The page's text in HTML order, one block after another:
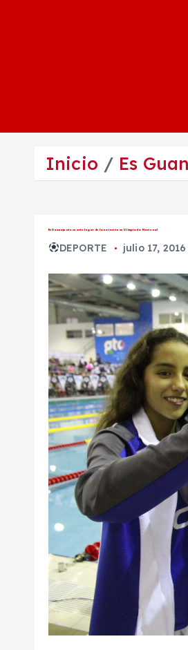
Inicio Es
Es Guanajuato cuarto lugar de la natación en Olimpiada Nacional
DEPORTE julio 17, 2016